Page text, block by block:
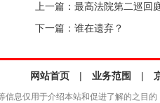
上一篇： 最高法院第二巡回
下一篇： 谁在遗弃？
网站首页 | 业务范围 |
信息仅用于介绍本站和促进了解的之目